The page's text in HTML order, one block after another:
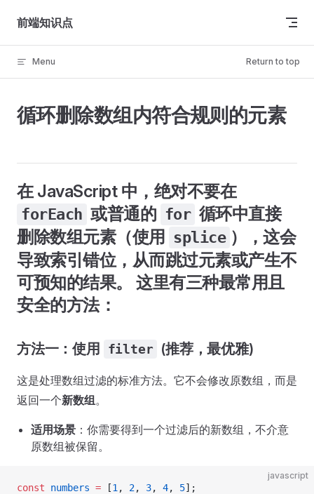
Skip to content
前端知识点
Menu Return to top
循环删除数组内符合规则的元素
在 JavaScript 中， 绝对不要在
forEach 或普通的 for 循环中直接
删除数组元素（使用
splice ），这会
导致索引错位，从而跳过元素或产生不
可预知的结果。 这里有三种最常用且
安全的方法：
方法一：使用 filter (推荐，最优雅)
这是处理数组过滤的标准方法。它不会修改原数组，而是
返回一个新数组。
适用场景 ：你需要得到一个过滤后的新数组，不介意
原数组被保留。
javascript
const numbers = [1 , 2, 3, 4, 5];